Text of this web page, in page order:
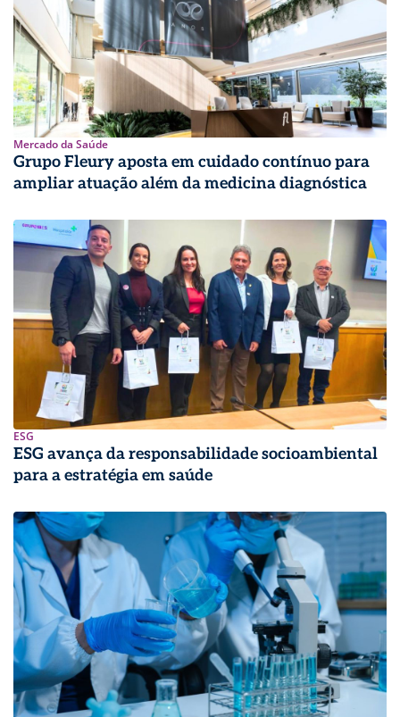
Mercado da Saúde
Grupo Fleury aposta em cuidado contínuo para
ampliar atuação além da medicina diagnóstica
ESG
ESG avança da responsabilidade socioambiental
para a estratégia em saúde